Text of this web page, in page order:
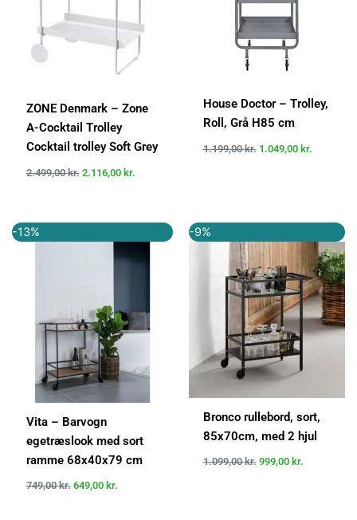
ZONE Denmark – Zone
A-Cocktail Trolley
Cocktail trolley Soft Grey
2.499,00kr. 2.116,00 kr.
House Doctor – Trolley,
Roll, Grå H85 cm
1.199,00kr. 1.049,00 kr.
-13%
Vita – Barvogn
egetræslook med sort
ramme 68x40x79 cm
749,00kr.
oprindelige
649,00 kr.
aktuelle
pris
-9%
Bronco rullebord, sort,
85x70cm, med 2 hjul
1.099,00kr.
oprindelige
pris
var:
1.099,00 kr..
999,00 kr.
aktuelle
pris
er:
999,00 kr..